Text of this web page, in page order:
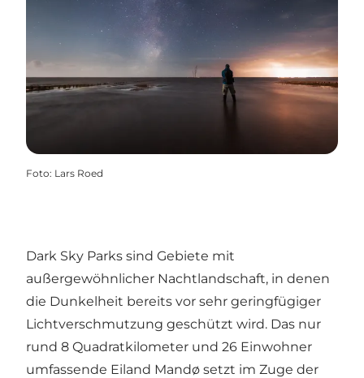
Foto: Lars Roed
Dark Sky Parks sind Gebiete mit
außergewöhnlicher Nachtlandschaft, in denen
die Dunkelheit bereits vor sehr geringfügiger
Lichtverschmutzung geschützt wird. Das nur
rund 8 Quadratkilometer und 26 Einwohner
umfassende Eiland Mandø setzt im Zuge der